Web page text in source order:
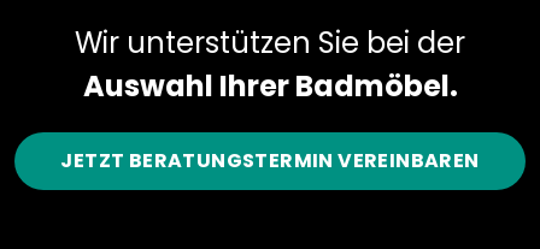
Wir unterstützen Sie bei der
Auswahl Ihrer Badmöbel.
JETZT BERATUNGSTERMIN VEREINBAREN